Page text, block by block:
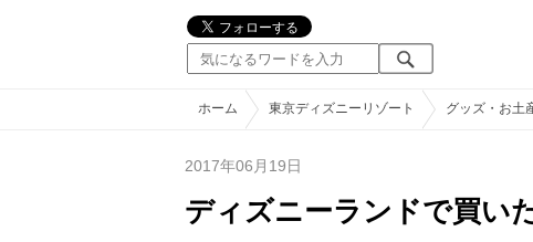
ホーム 東京ディズニーリゾート グッズ・お土
2017年06月19日
ディズニーランドで買い